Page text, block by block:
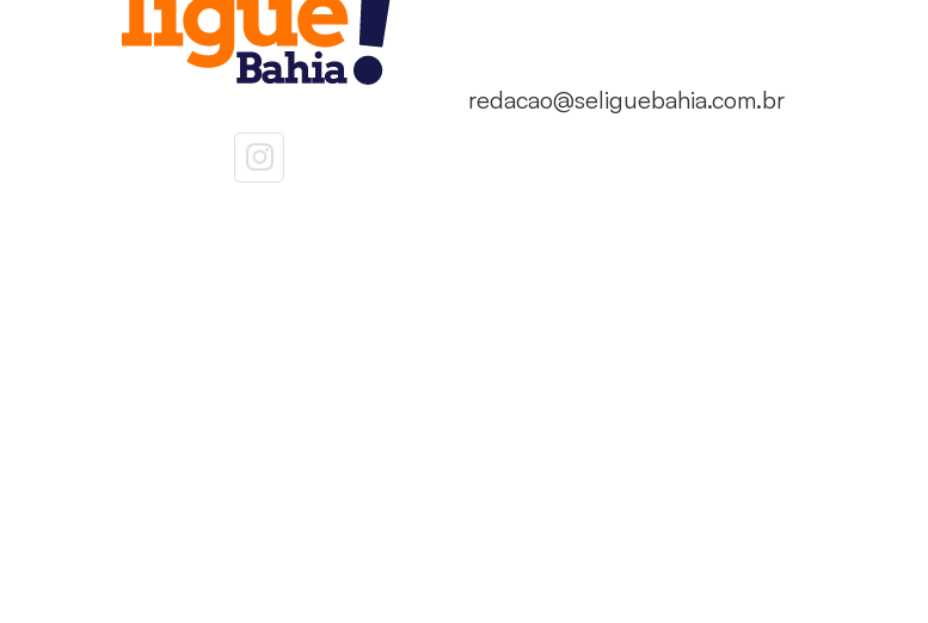
redacao@seliguebahia.com.br